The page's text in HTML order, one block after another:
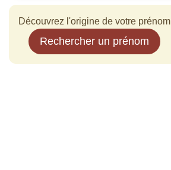
Découvrez l'origine de votre prénom
Rechercher un prénom